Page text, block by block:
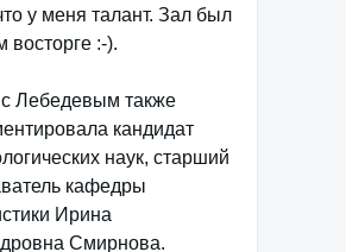
у меня талант. Зал был
восторге :-).
с Лебедевым также
кандидат
наук, старший
кафедры
Ирина
Смирнова.